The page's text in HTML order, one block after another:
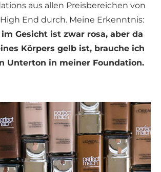
aus allen Preisbereichen von
End durch. Meine Erkenntnis:
Gesicht ist zwar rosa, aber da
Körpers gelb ist, brauche ich
Unterton in meiner Foundation.